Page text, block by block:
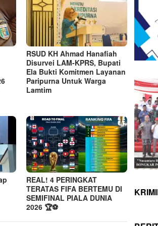
RSUD KH Ahmad Hanafiah
Disurvei LAM-KPRS, Bupati
Ela Bukti Komitmen Layanan
Paripurna Untuk Warga
Lamtim
REAL! 4 PERINGKAT
TERATAS FIFA BERTEMU DI
SEMIFINAL PIALA DUNIA
2026 🏆⚽